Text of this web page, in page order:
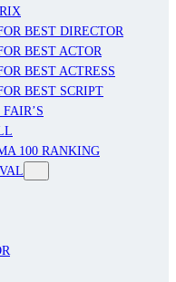
BEST DIRECTOR
BEST ACTOR
BEST ACTRESS
BEST SCRIPT
100 RANKING